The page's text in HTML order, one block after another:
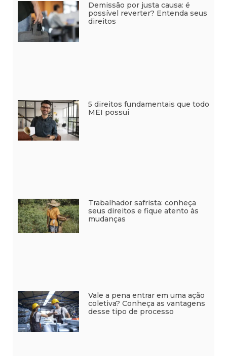
Demissão por justa causa: é
possível reverter? Entenda seus
direitos
5 direitos fundamentais que todo
MEI possui
Trabalhador safrista: conheça
seus direitos e fique atento às
mudanças
Vale a pena entrar em uma ação
coletiva? Conheça as vantagens
desse tipo de processo